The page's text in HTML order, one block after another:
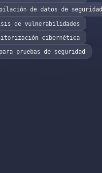
de datos de seguridad
de vulnerabilidades
cibernética
pruebas de seguridad